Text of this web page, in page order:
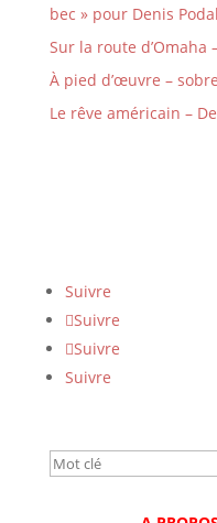
bec » pour Denis
Sur la route
À pied d’œuvre –
Le rêve américain –
Suivre
Suivre
Suivre
Suivre
Rechercher: